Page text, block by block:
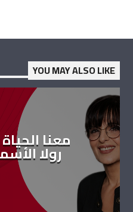
YOU MAY ALSO LIKE
معنا
رولا